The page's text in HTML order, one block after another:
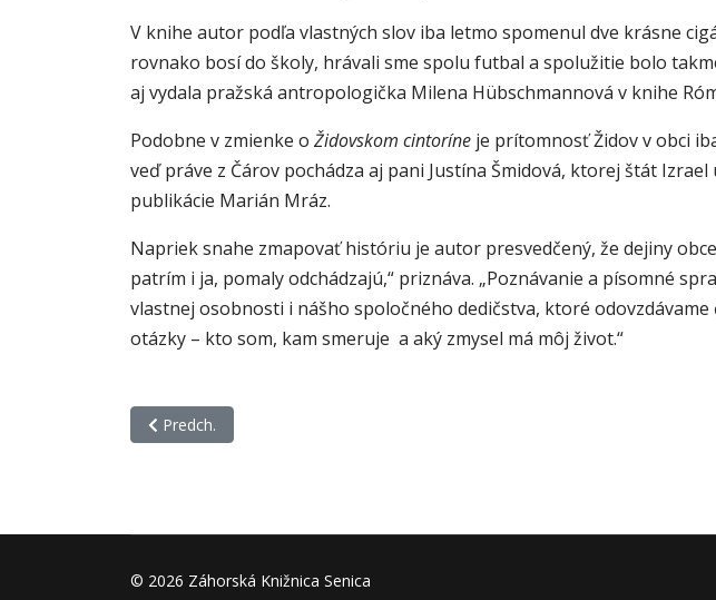
V knihe autor podľa vlastných slov iba letmo spomenul dve krásne
rovnako bosí do školy, hrávali sme spolu futbal a spolužitie bolo
aj vydala pražská antropologička Milena Hübschmannová v knihe
Podobne v zmienke o Židovskom cintoríne je prítomnosť Židov v obci
veď práve z Čárov pochádza aj pani Justína Šmidová, ktorej štát
publikácie Marián Mráz.
Napriek snahe zmapovať históriu je autor presvedčený, že dejiny
patrím i ja, pomaly odchádzajú,“ priznáva. „Poznávanie a písomné
vlastnej osobnosti i nášho spoločného dedičstva, ktoré
otázky – kto som, kam smeruje a aký zmysel má môj život.“
Predchádzajúci článok: Mišovičová, Kristína: Malvínkine Vianoce
Predch.
© 2026 Záhorská Knižnica Senica